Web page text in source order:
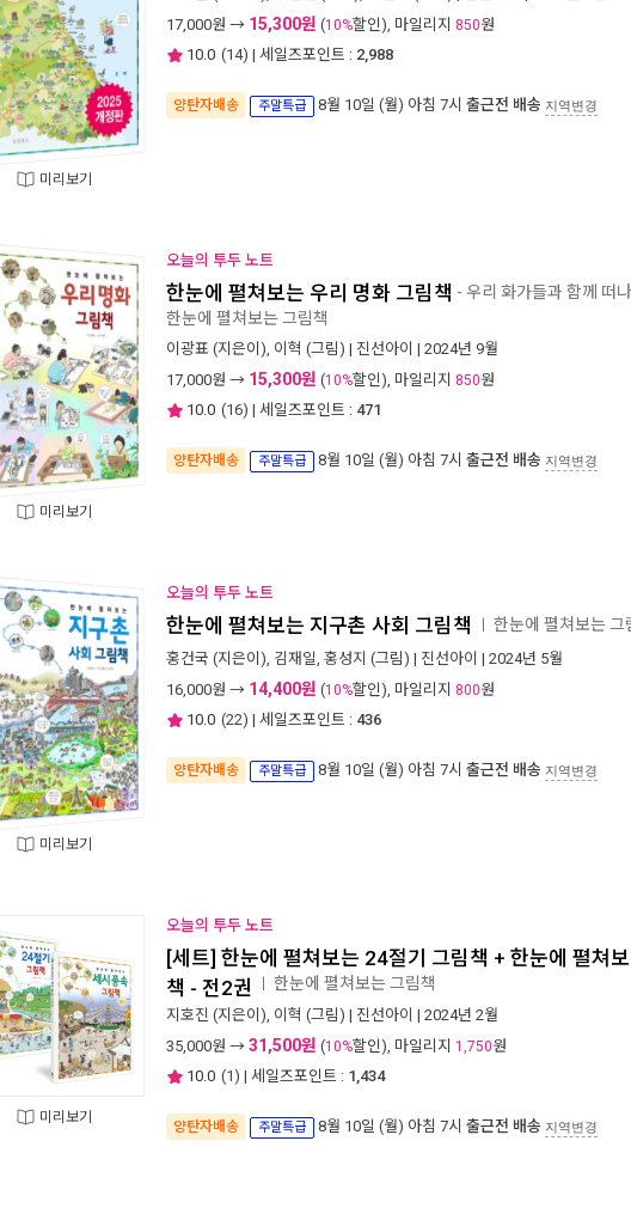
미리보기
17,000원 → 15,300원 (10%할인), 마일리지 850원
10.0 (14) | 세일즈포인트 : 2,988
양탄자배송 주말특급 8월 10일 (월) 아침 7시 출근전 배송 지역변경
미리보기
오늘의 투두 노트
한눈에 펼쳐보는 우리 명화 그림책 - 우리 화가들과 함께 떠
한눈에 펼쳐보는 그림책
이광표 (지은이), 이혁 (그림) | 진선아이 | 2024년 9월
17,000원 → 15,300원 (10%할인), 마일리지 850원
10.0 (16) | 세일즈포인트 : 471
양탄자배송 주말특급 8월 10일 (월) 아침 7시 출근전 배송 지역변경
미리보기
오늘의 투두 노트
한눈에 펼쳐보는 지구촌 사회 그림책 한눈에 펼쳐보는 그
홍건국 (지은이), 김재일, 홍성지 (그림) | 진선아이 | 2024년 5월
16,000원 → 14,400원 (10%할인), 마일리지 800원
10.0 (22) | 세일즈포인트 : 436
양탄자배송 주말특급 8월 10일 (월) 아침 7시 출근전 배송 지역변경
미리보기
오늘의 투두 노트
[세트] 한눈에 펼쳐보는 24절기 그림책 + 한눈에 펼쳐
책 - 전2권 한눈에 펼쳐보는 그림책
지호진 (지은이), 이혁 (그림) | 진선아이 | 2024년 2월
35,000원 → 31,500원 (10%할인), 마일리지 1,750원
10.0 (1) | 세일즈포인트 : 1,434
양탄자배송 주말특급 8월 10일 (월) 아침 7시 출근전 배송 지역변경